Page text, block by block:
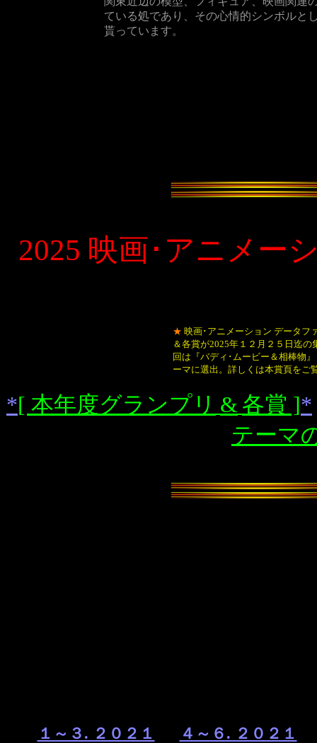
ている処であり、その心情的シンボルと
貰っています。
2025 映画･アニメー
★ 映画･アニメーション データフ
＆各賞が2025年１２月２５日迄
回は『バディ･ムービー＆相棒物
ーマに選出。詳しくは本賞頁をご
*[ 本年度グランプリ & 各賞 ]*
テーマ
１～３. ２０２１
４～６. ２０２１